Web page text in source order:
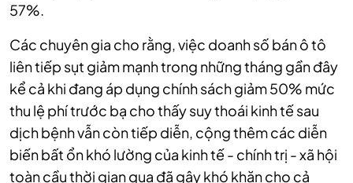
57%.
Các chuyên gia cho rằng, việc doanh số bán ô tô
liên tiếp sụt giảm mạnh trong những tháng gần đây
kể cả khi đang áp dụng chính sách giảm 50% mức
thu lệ phí trước bạ cho thấy suy thoái kinh tế sau
dịch bệnh vẫn còn tiếp diễn, cộng thêm các diễn
biến bất ổn khó lường của kinh tế - chính trị - xã hội
toàn cầu thời gian qua đã gây khó khăn cho cả